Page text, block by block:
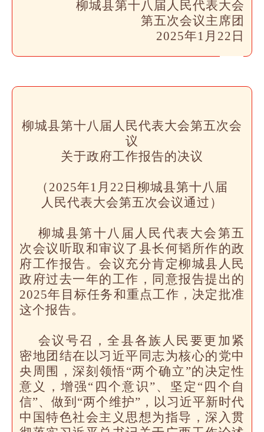
柳城县第十八届人民代表大会
第五次会议主席团
2025年1月22日
柳城县第十八届人民代表大会第五次会
议
关于政府工作报告的决议
（2025年1月22日柳城县第十八届
人民代表大会第五次会议通过）
柳城县第十八届人民代表大会第五
次会议听取和审议了县长何韬所作的政
府工作报告。会议充分肯定柳城县人民
政府过去一年的工作，同意报告提出的
2025年目标任务和重点工作，决定批准
这个报告。
会议号召，全县各族人民要更加紧
密地团结在以习近平同志为核心的党中
央周围，深刻领悟“两个确立”的决定性
意义，增强“四个意识”、坚定“四个自
信”、做到“两个维护”，以习近平新时代
中国特色社会主义思想为指导，深入贯